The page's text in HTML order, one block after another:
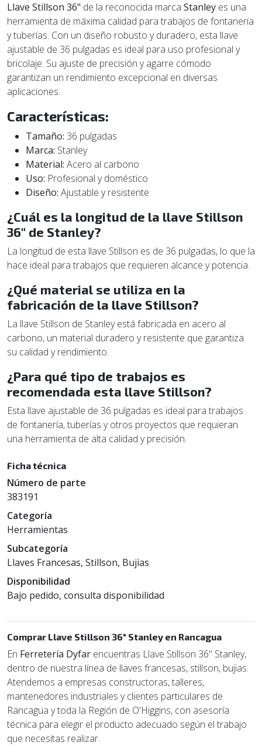
Llave Stillson 36" de la reconocida marca Stanley es una
herramienta de máxima calidad para trabajos de fontanería
y tuberías. Con un diseño robusto y duradero, esta llave
ajustable de 36 pulgadas es ideal para uso profesional y
bricolaje. Su ajuste de precisión y agarre cómodo
garantizan un rendimiento excepcional en diversas
aplicaciones.
Características:
Tamaño: 36 pulgadas
Marca: Stanley
Material: Acero al carbono
Uso: Profesional y doméstico
Diseño: Ajustable y resistente
¿Cuál es la longitud de la llave Stillson
36" de Stanley?
La longitud de esta llave Stillson es de 36 pulgadas, lo que la
hace ideal para trabajos que requieren alcance y potencia.
¿Qué material se utiliza en la
fabricación de la llave Stillson?
La llave Stillson de Stanley está fabricada en acero al
carbono, un material duradero y resistente que garantiza
su calidad y rendimiento.
¿Para qué tipo de trabajos es
recomendada esta llave Stillson?
Esta llave ajustable de 36 pulgadas es ideal para trabajos
de fontanería, tuberías y otros proyectos que requieran
una herramienta de alta calidad y precisión.
Ficha técnica
Número de parte
383191
Categoría
Herramientas
Subcategoría
Llaves Francesas, Stillson, Bujias
Disponibilidad
Bajo pedido, consulta disponibilidad
Comprar Llave Stillson 36" Stanley en Rancagua
En Ferretería Dyfar encuentras Llave Stillson 36" Stanley,
dentro de nuestra línea de llaves francesas, stillson, bujias.
Atendemos a empresas constructoras, talleres,
mantenedores industriales y clientes particulares de
Rancagua y toda la Región de O'Higgins, con asesoría
técnica para elegir el producto adecuado según el trabajo
que necesitas realizar.